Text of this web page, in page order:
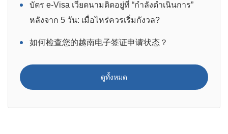
บัตร e-Visa เวียดนามติดอยู่ที่ “กำลังดำเนินการ”
หลังจาก 5 วัน: เมื่อไหร่ควรเริ่มกังวล?
如何检查您的越南电子签证申请状态？
ดูทั้งหมด